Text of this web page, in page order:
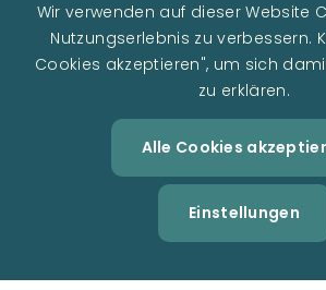
Wir verwenden auf dieser Website
Nutzungserlebnis zu verbessern.
Cookies akzeptieren", um sich
zu erklären.
Alle Cookies
Einstellungen